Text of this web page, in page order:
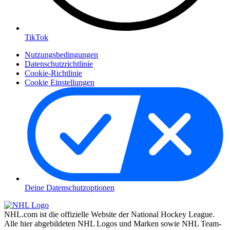
TikTok
Nutzungsbedingungen
Datenschutzrichtlinie
Cookie-Richtlinie
Cookie Einstellungen
Deine Datenschutzoptionen
NHL.com ist die offizielle Website der National Hockey League.
Alle hier abgebildeten NHL Logos und Marken sowie NHL Team-